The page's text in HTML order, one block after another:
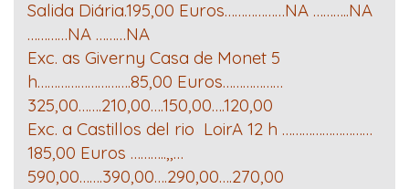
Salida Diária.195,00 Euros………………NA ………..NA
…………NA ………NA
Exc. as Giverny Casa de Monet 5
h……………………….85,00 Euros………………
325,00…….210,00….150,00….120,00
Exc. a Castillos del rio LoirA 12 h ………………………
185,00 Euros ………..,,…
590,00…….390,00….290,00….270,00